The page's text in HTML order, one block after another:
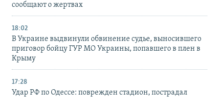
сообщают о жертвах
18:02
В Украине выдвинули обвинение судье, выносившего
приговор бойцу ГУР МО Украины, попавшего в плен в
Крыму
17:28
Удар РФ по Одессе: поврежден стадион, пострадал